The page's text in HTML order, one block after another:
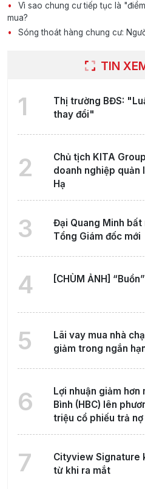
Vì sao chung cư tiếp tục là
mua?
Sóng thoát hàng chung cư:
TIN
1
Thị trường BĐS:
thay đổi"
2
Chủ tịch KITA
doanh nghiệp quản
Hạ
3
Đại Quang Minh bất
Tổng Giám đốc mới
4 [CHÙM ẢNH]
5
Lãi vay mua nhà
giảm trong ngắn
6
Lợi nhuận giảm
Bình (HBC) lên
triệu cổ phiếu trả nợ
7
Cityview Signature
từ khi ra mắt